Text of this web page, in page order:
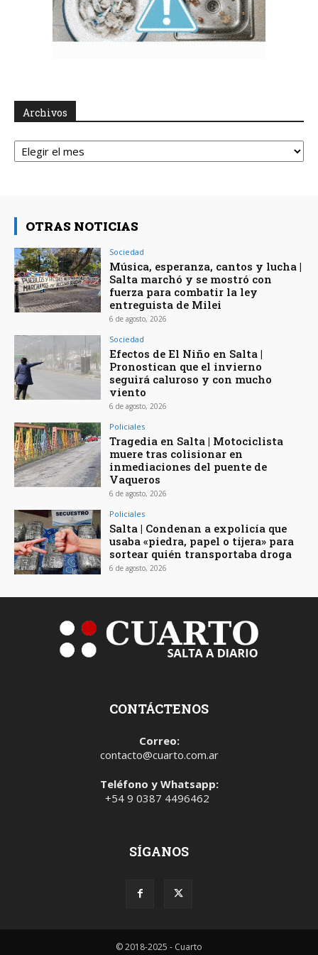
Archivos
Archivos
OTRAS NOTICIAS
Sociedad
Música, esperanza, cantos y lucha |
Salta marchó y se mostró con
fuerza para combatir la ley
entreguista de Milei
6 de agosto, 2026
Sociedad
Efectos de El Niño en Salta |
Pronostican que el invierno
seguirá caluroso y con mucho
viento
6 de agosto, 2026
Policiales
Tragedia en Salta | Motociclista
muere tras colisionar en
inmediaciones del puente de
Vaqueros
6 de agosto, 2026
Policiales
Salta | Condenan a expolicía que
usaba «piedra, papel o tijera» para
sortear quién transportaba droga
6 de agosto, 2026
CONTÁCTENOS
Correo:
contacto@cuarto.com.ar
Teléfono y Whatsapp:
+54 9 0387 4496462
SÍGANOS
© 2018-2025 - Cuarto